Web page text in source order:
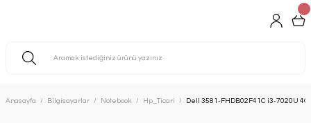
Anasayfa Bilgisayarlar Notebook Hp_Ticari Dell 3581-FHDB02F41C i3-7020U